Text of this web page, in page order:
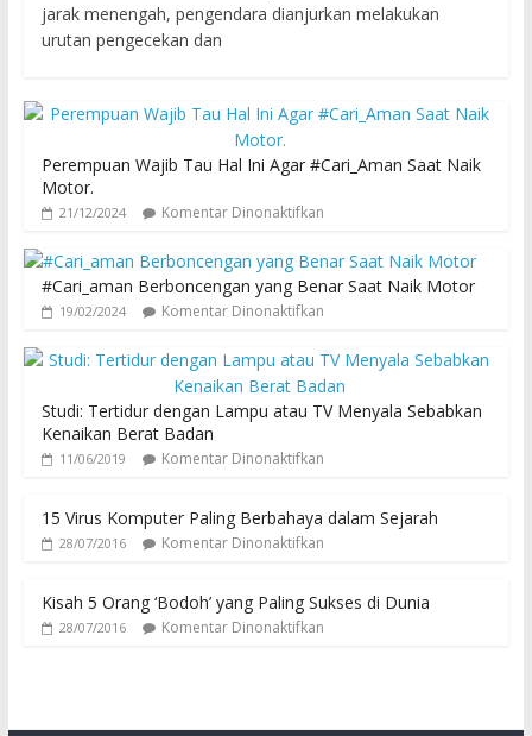
jarak menengah, pengendara dianjurkan melakukan
urutan pengecekan dan
Perempuan Wajib Tau Hal Ini Agar #Cari_Aman Saat Naik
Motor.
21/12/2024 Komentar Dinonaktifkan
#Cari_aman Berboncengan yang Benar Saat Naik Motor
19/02/2024 Komentar Dinonaktifkan
Studi: Tertidur dengan Lampu atau TV Menyala Sebabkan
Kenaikan Berat Badan
11/06/2019 Komentar Dinonaktifkan
15 Virus Komputer Paling Berbahaya dalam Sejarah
28/07/2016 Komentar Dinonaktifkan
Kisah 5 Orang ‘Bodoh’ yang Paling Sukses di Dunia
28/07/2016 Komentar Dinonaktifkan